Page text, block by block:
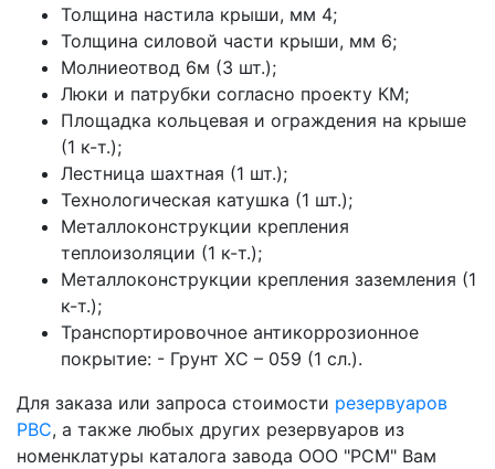
Толщина настила крыши, мм 4;
Толщина силовой части крыши, мм 6;
Молниеотвод 6м (3 шт.);
Люки и патрубки согласно проекту КМ;
Площадка кольцевая и ограждения на крыше
(1 к-т.);
Лестница шахтная (1 шт.);
Технологическая катушка (1 шт.);
Металлоконструкции крепления
теплоизоляции (1 к-т.);
Металлоконструкции крепления заземления (1
к-т.);
Транспортировочное антикоррозионное
покрытие: - Грунт ХС – 059 (1 сл.).
Для заказа или запроса стоимости резервуаров
РВС, а также любых других резервуаров из
номенклатуры каталога завода ООО "РСМ" Вам